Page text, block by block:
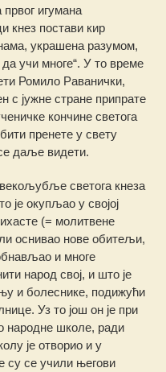
првог игумана
кнез постави кир
украшена разумом,
учи многе“. У то време
Ромило Раванички,
с јужне стране припрате
кончине светога
пренете у свету
даље видети.
светога кнеза
је окупљао у својој
(= молитвене
оснивао нове обитељи,
и многе
народ свој, и што је
и болеснике, подижући
Уз то још он је при
народне школе, ради
је отворио и у
су се учили његови